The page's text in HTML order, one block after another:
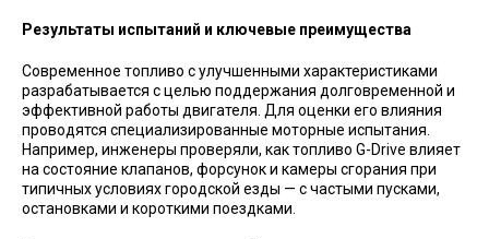
Результаты испытаний и ключевые преимущества
Современное топливо с улучшенными характеристиками
разрабатывается с целью поддержания долговременной и
эффективной работы двигателя. Для оценки его влияния
проводятся специализированные моторные испытания.
Например, инженеры проверяли, как топливо G-Drive влияет
на состояние клапанов, форсунок и камеры сгорания при
типичных условиях городской езды — с частыми пусками,
остановками и короткими поездками.